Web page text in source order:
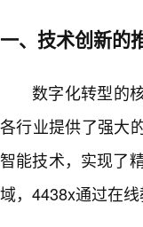
一、技术创新的
数字化转型的
各行业提供了强大
智能技术，实现了
域，4438x通过在